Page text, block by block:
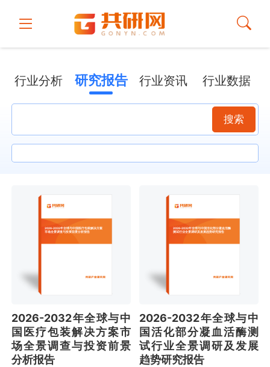
行业分析 研究报告 行业资讯 行业数据
搜索
2026-2032年全球与中国医疗包装解决方案
市场全景调查与投资前景分析报告
2026-2032年全球与中
国医疗包装解决方案市
场全景调查与投资前景
分析报告
2026-2032年全球与中国活化部分凝血活酶
测试行业全景调研及发展趋势研究报告
2026-2032年全球与中
国活化部分凝血活酶测
试行业全景调研及发展
趋势研究报告